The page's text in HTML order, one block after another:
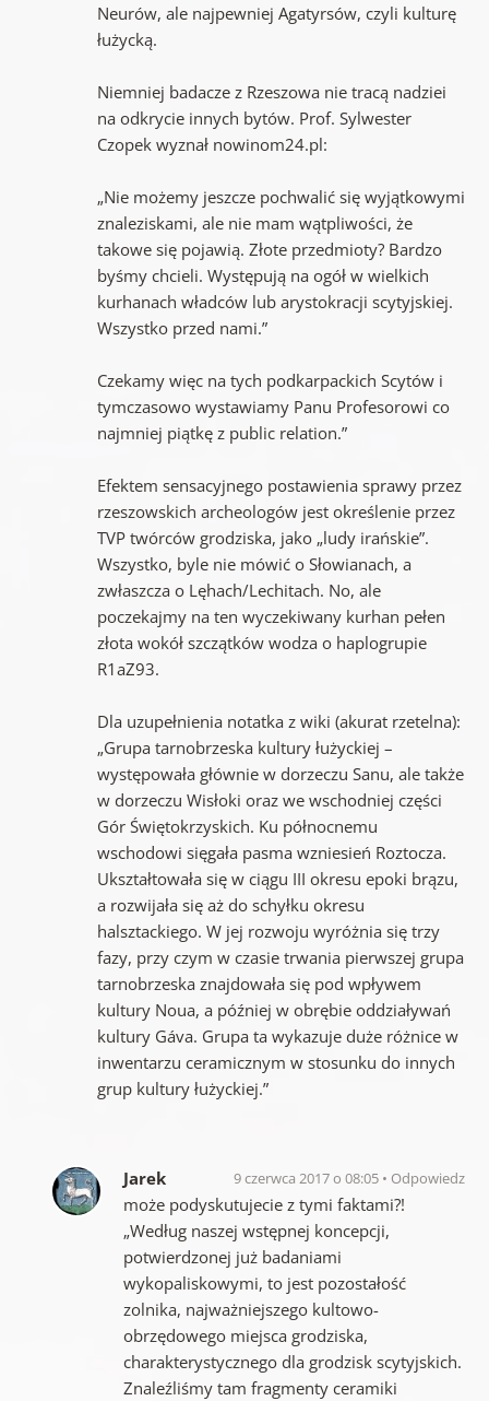
Neurów, ale najpewniej Agatyrsów, czyli kulturę
łużycką.
Niemniej badacze z Rzeszowa nie tracą nadziei
na odkrycie innych bytów. Prof. Sylwester
Czopek wyznał nowinom24.pl:
„Nie możemy jeszcze pochwalić się wyjątkowymi
znaleziskami, ale nie mam wątpliwości, że
takowe się pojawią. Złote przedmioty? Bardzo
byśmy chcieli. Występują na ogół w wielkich
kurhanach władców lub arystokracji scytyjskiej.
Wszystko przed nami.”
Czekamy więc na tych podkarpackich Scytów i
tymczasowo wystawiamy Panu Profesorowi co
najmniej piątkę z public relation.”
Efektem sensacyjnego postawienia sprawy przez
rzeszowskich archeologów jest określenie przez
TVP twórców grodziska, jako „ludy irańskie”.
Wszystko, byle nie mówić o Słowianach, a
zwłaszcza o Lęhach/Lechitach. No, ale
poczekajmy na ten wyczekiwany kurhan pełen
złota wokół szczątków wodza o haplogrupie
R1aZ93.
Dla uzupełnienia notatka z wiki (akurat rzetelna):
„Grupa tarnobrzeska kultury łużyckiej –
występowała głównie w dorzeczu Sanu, ale także
w dorzeczu Wisłoki oraz we wschodniej części
Gór Świętokrzyskich. Ku północnemu
wschodowi sięgała pasma wzniesień Roztocza.
Ukształtowała się w ciągu III okresu epoki brązu,
a rozwijała się aż do schyłku okresu
halsztackiego. W jej rozwoju wyróżnia się trzy
fazy, przy czym w czasie trwania pierwszej grupa
tarnobrzeska znajdowała się pod wpływem
kultury Noua, a później w obrębie oddziaływań
kultury Gáva. Grupa ta wykazuje duże różnice w
inwentarzu ceramicznym w stosunku do innych
grup kultury łużyckiej.”
Jarek 9 czerwca 2017 o 08:05 Odpowiedz
może podyskutujecie z tymi faktami?!
„Według naszej wstępnej koncepcji,
potwierdzonej już badaniami
wykopaliskowymi, to jest pozostałość
zolnika, najważniejszego kultowo-
obrzędowego miejsca grodziska,
charakterystycznego dla grodzisk scytyjskich.
Znaleźliśmy tam fragmenty ceramiki